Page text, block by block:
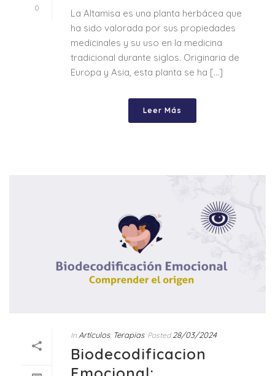
0
La Altamisa es una planta herbácea que
ha sido valorada por sus propiedades
medicinales y su uso en la medicina
tradicional durante siglos. Originaria de
Europa y Asia, esta planta se ha [...]
Leer Más
In Artículos, Terapias Posted 28/03/2024
Biodecodificacion